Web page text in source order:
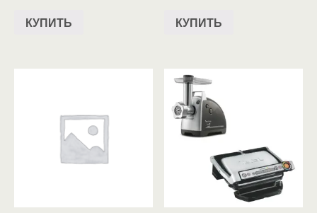
КУПИТЬ КУПИТЬ